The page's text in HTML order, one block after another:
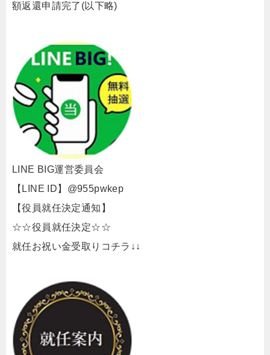
額返還申請完了(以下略)
LINE BIG運営委員会
【LINE ID】@955pwkep
【役員就任決定通知】
☆☆役員就任決定☆☆
就任お祝い金受取りコチラ↓↓